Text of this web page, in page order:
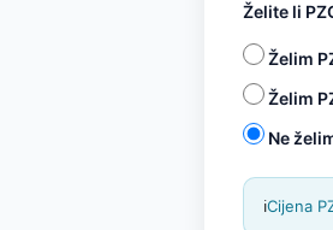
Želite li
Želim
Želim
Ne
ℹ️Cijena